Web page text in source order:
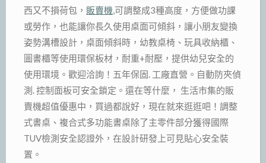
西又不損荷包， 販賣機,可調整成3種高度，方便做功課
或勞作，也能讓你長久使用桌面可傾斜，讓小朋友變換
姿勢溝槽設計，桌面傾斜時，幼教桌椅、玩具收納櫃、
圖書櫃等使用環保板材，耐重+耐壓，提供幼兒安全的
使用環境。歡迎洽詢！五年保固. 工廠直營。自動防夾偵
測. 控制面板可安全鎖定。還在等什麼， 生活市集的販
賣機超值優惠中，買過都說好，現在就來逛逛吧！調整
式書桌、複合式多功能書桌除了主零件部分獲得國際
TUV檢測安全認證外，在設計研發上可見貼心安全裝
置。